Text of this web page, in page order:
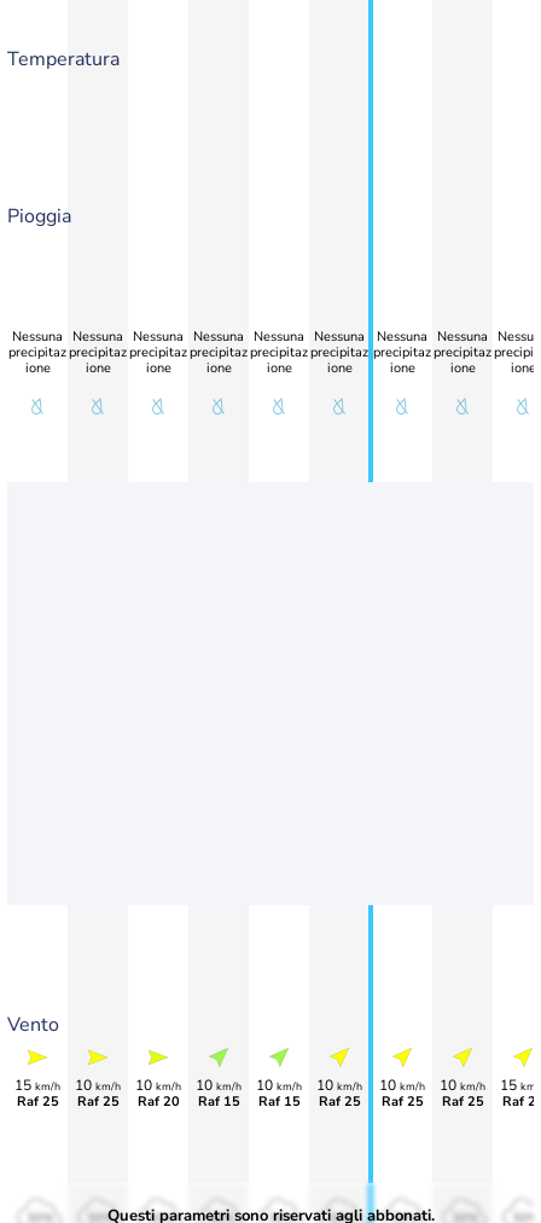
Temperatura
Pioggia
Vento
Nessuna
precipitaz
ione
15 km/h
Raf 25
Nessuna
precipitaz
ione
10 km/h
Raf 25
Nessuna
precipitaz
ione
10 km/h
Raf 20
Nessuna
precipitaz
ione
10 km/h
Raf 15
Nessuna
precipitaz
ione
10 km/h
Raf 15
Nessuna
precipitaz
ione
10 km/h
Raf 25
Nessuna
precipitaz
ione
10 km/h
Raf 25
Nessuna
precipitaz
ione
10 km/h
Raf 25
ione
15
Raf
50% 50% 50% 50% 50% 50% 50%
Questi parametri sono riservati agli abbonati.